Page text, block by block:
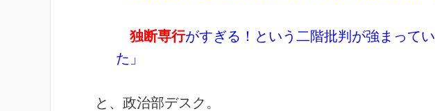
独断専行がすぎる！という二階批判が強まってい
た」
と、政治部デスク。